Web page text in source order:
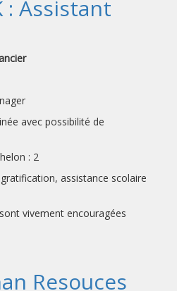
: Assistant
avec possibilité de
: 2
assistance scolaire
vivement encouragées
Resouces